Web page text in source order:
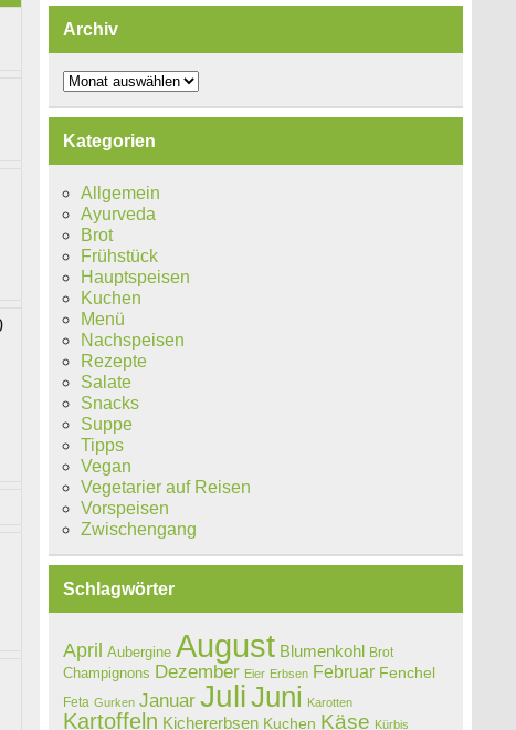
Archiv
Archiv
Kategorien
Allgemein
Ayurveda
Brot
Frühstück
Hauptspeisen
Kuchen
Menü
Nachspeisen
Rezepte
Salate
Snacks
Suppe
Tipps
Vegan
Vegetarier auf Reisen
Vorspeisen
Zwischengang
Schlagwörter
April Aubergine August Blumenkohl Brot
Champignons Dezember Eier Erbsen Februar Fenchel
Feta Gurken Januar JuliJuni Karotten
Kartoffeln Kichererbsen Kuchen Käse Kürbis